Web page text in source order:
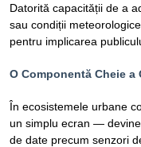
Datorită capacității de a
sau condiții
pentru implicarea
O Componentă Cheie
În ecosistemele urbane
un simplu ecran —
de date precum senzori